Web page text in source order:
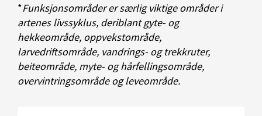
*Funksjonsområder er særlig viktige områder i
artenes livssyklus, deriblant gyte- og
hekkeområde, oppvekstområde,
larvedriftsområde, vandrings- og trekkruter,
beiteområde, myte- og hårfellingsområde,
overvintringsområde og leveområde.